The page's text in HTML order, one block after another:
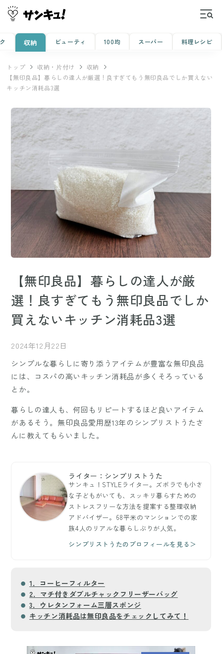
収納 ビューティ 100均 スーパー 料理レシピ
トップ 収納・片付け
収納
【無印良品】暮らしの達人が厳選！良すぎてもう無印良品でしか買えない
キッチン消耗品3選
【無印良品】暮らしの達人が厳
選！良すぎてもう無印良品でしか
買えないキッチン消耗品3選
2024年12月22日
シンプルな暮らしに寄り添うアイテムが豊富な無印良品
には、コスパの高いキッチン消耗品が多くそろっている
とか。
暮らしの達人も、何回もリピートするほど良いアイテム
があるそう。無印良品愛用歴13年のシンプリストうたさ
んに教えてもらいました。
ライター：シンプリストうた
サンキュ！STYLEライター。ズボラでも小さ
な子どもがいても、スッキリ暮らすための
ストレスフリーな方法を提案する整理収納
アドバイザー。68平米のマンションでの家
族4人のリアルな暮らしぶりが人気。
シンプリストうたのプロフィールを見る＞
1．コーヒーフィルター
2．マチ付きダブルチャックフリーザーバッグ
3．ウレタンフォーム三層スポンジ
キッチン消耗品は無印良品をチェックしてみて！